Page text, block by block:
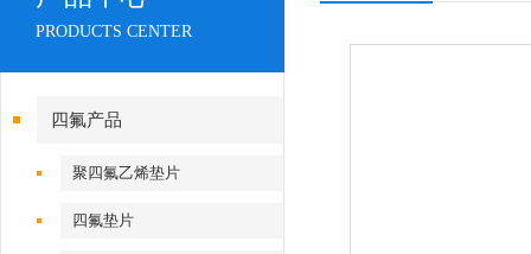
PRODUCTS CENTER
四氟产品
聚四氟乙烯垫片
四氟垫片